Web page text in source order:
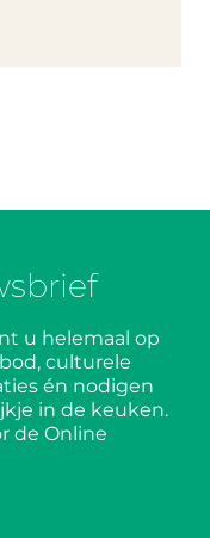
u helemaal op
culturele
én nodigen
in de keuken.
de Online